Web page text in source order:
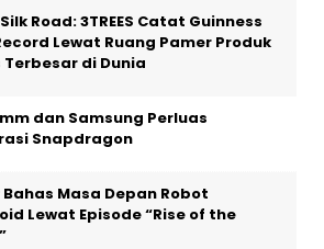
Road: 3TREES Catat Guinness
Lewat Ruang Pamer Produk
Terbesar di Dunia
dan Samsung Perluas
Snapdragon
Bahas Masa Depan Robot
Lewat Episode “Rise of the